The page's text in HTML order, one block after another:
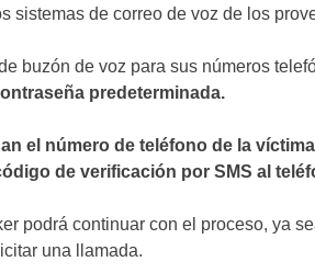
sistemas de correo de voz de los
buzón de voz para sus números
predeterminada.
el número de teléfono de la
de verificación por SMS al
podrá continuar con el proceso, ya
una llamada.